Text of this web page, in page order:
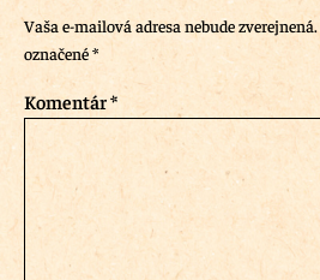
Vaša e-mailová adresa nebude zverejnená.
označené*
Komentár*